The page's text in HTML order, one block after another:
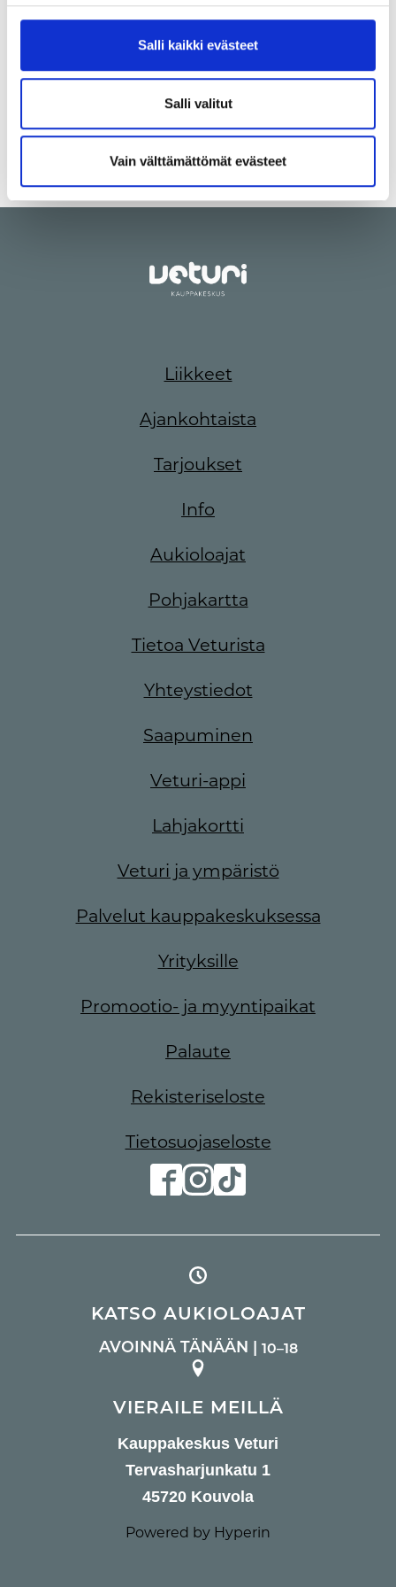
yksittäisistä kävijöistä ei kerätä."
Salli kaikki evästeet
Salli valitut
Vain välttämättömät evästeet
KATSO AUKIOLOAJAT
AVOINNÄ TÄNÄÄN | 10–18
VIERAILE MEILLÄ
Kauppakeskus Veturi
Tervasharjunkatu 1
45720 Kouvola
Liikkeet
Ajankohtaista
Tarjoukset
Info
Aukioloajat
Pohjakartta
Tietoa Veturista
Yhteystiedot
Saapuminen
Veturi-appi
Lahjakortti
Veturi ja ympäristö
Palvelut kauppakeskuksessa
Yrityksille
Promootio- ja myyntipaikat
Palaute
Rekisteriseloste
Tietosuojaseloste
Powered by Hyperin